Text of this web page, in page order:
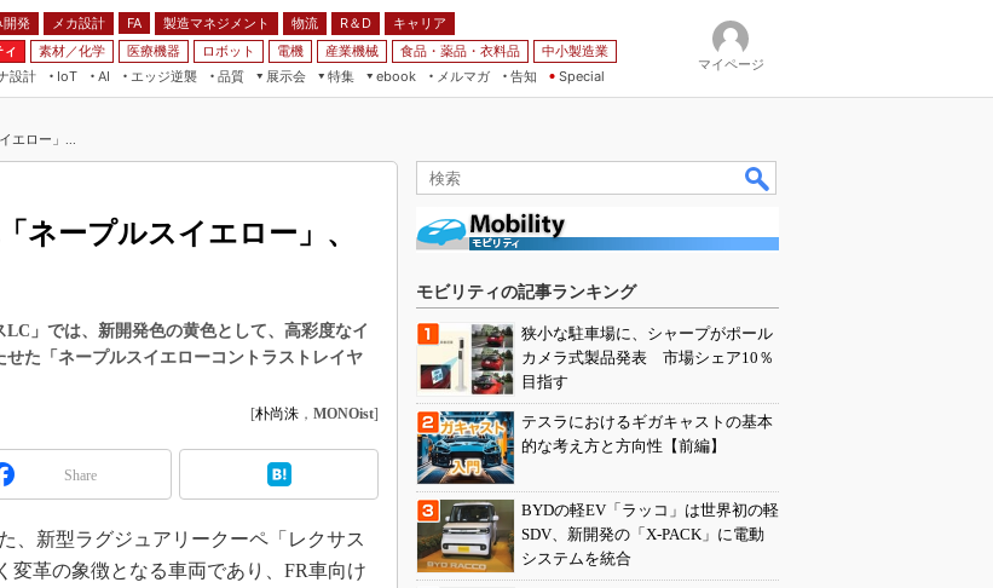
開発 メカ設計 FA 製造マネジメント 物流 R＆D
キャリア
ィ 素材／化学 医療機器 ロボット 電機 産業機械 食品・薬品・衣料品
中小製造業
設計
IoT
AI
エッジ逆襲 品質
展示会
JIMTOF
IIFES
TECHNO-FRONTIER
EdgeTech+
AUTOMOTIVE WORLD
産業オープンネット展
特集
VR／AR
フィールドサービス
組み込み画像技術
組み込みモデリング
ISO26262
3Dプリンタ
ebook
モビリティ
メルマガ
告知 Special
マイページ
エロー」...
ネープルスイエロー」、
」では、新開発色の黄色として、高彩度なイ
た「ネープルスイエローコントラストレイヤ
[朴尚洙 ， MONOist]
Share
、新型ラグジュアリークーペ「レクサス
革の象徴となる車両であり、FR車向け
モビリティの記事ランキング
狭小な駐車場に、シャープがポール
カメラ式製品発表 市場シェア10％
目指す
テスラにおけるギガキャストの基本
的な考え方と方向性【前編】
BYDの軽EV「ラッコ」は世界初の軽
SDV、新開発の「X-PACK」に電動
システムを統合